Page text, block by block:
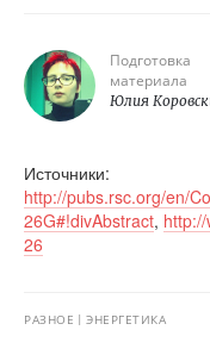
Подготовка
материала
Юлия
Источники:
http://pubs.rsc.org/en/
26G#!divAbstract,
26
РАЗНОЕ ЭНЕРГЕТИКА